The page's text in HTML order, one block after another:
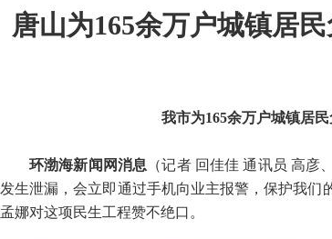
唐山为165余万户城镇居
我市为165余万户城镇居
环渤海新闻网消息 （记者 回佳佳 通讯员 高彦
发生泄漏，会立即通过手机向业主报警，保护我们
孟娜对这项民生工程赞不绝口。